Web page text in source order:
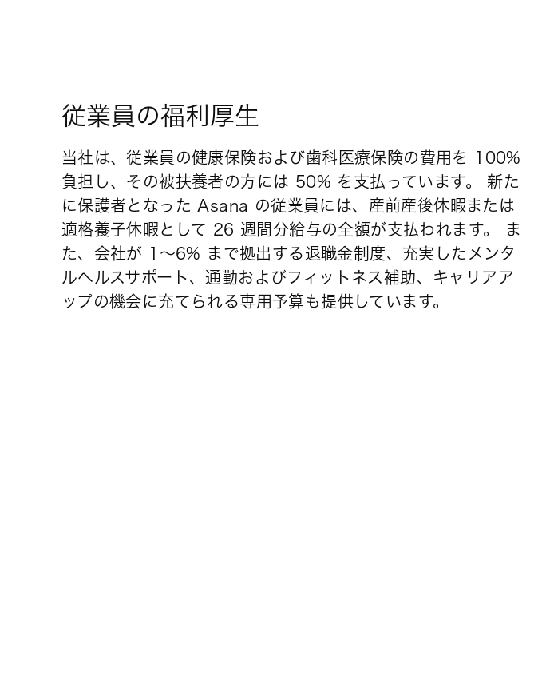
従業員の福利厚生
当社は、従業員の健康保険および歯科医療保険の費用を 100%
負担し、その被扶養者の方には 50% を支払っています。 新た
に保護者となった Asana の従業員には、産前産後休暇または
適格養子休暇として 26 週間分給与の全額が支払われます。 ま
た、会社が 1～6% まで拠出する退職金制度、充実したメンタ
ルヘルスサポート、通勤およびフィットネス補助、キャリアア
ップの機会に充てられる専用予算も提供しています。